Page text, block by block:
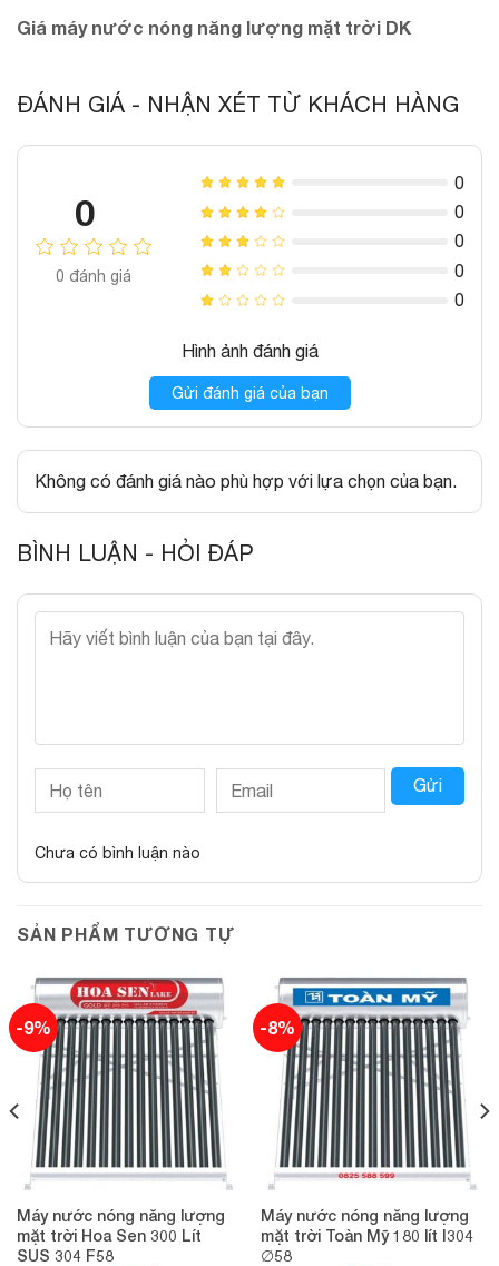
Giá máy nước nóng năng lượng mặt trời DK
ĐÁNH GIÁ - NHẬN XÉT TỪ KHÁCH HÀNG
0
0 đánh giá
0
0
0
0
0
Hình ảnh đánh giá
Gửi đánh giá của bạn
Không có đánh giá nào phù hợp với lựa chọn của bạn.
BÌNH LUẬN - HỎI ĐÁP
Gửi
Chưa có bình luận nào
SẢN PHẨM TƯƠNG TỰ
-9%
Máy nước nóng năng lượng
mặt trời Hoa Sen 300 Lít
SUS 304 F58
-8%
Máy nước nóng năng lượng
mặt trời Toàn Mỹ 180 lít I304
∅58